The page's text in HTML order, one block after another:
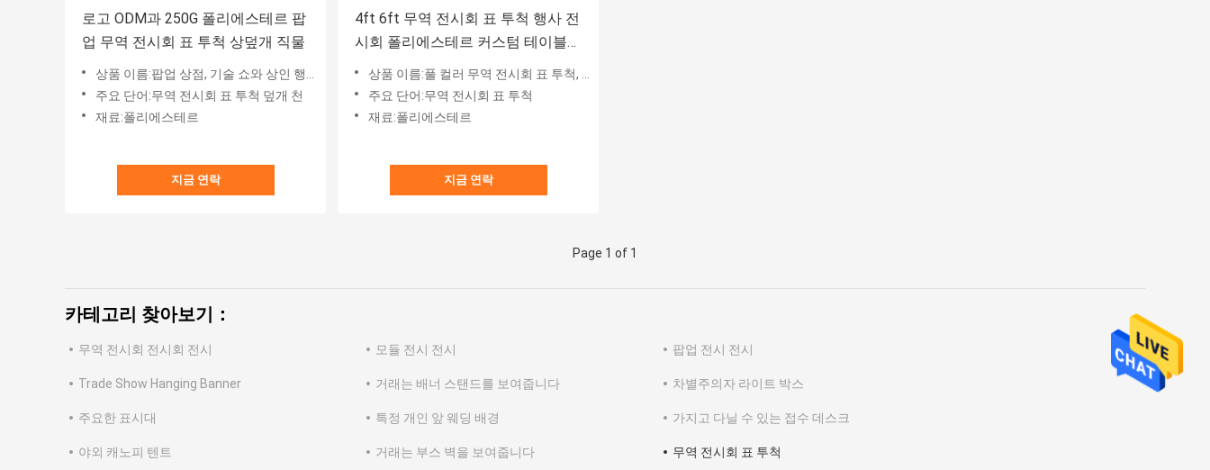
로고 ODM과 250G 폴리에스테르 팝
업 무역 전시회 표 투척 상덮개 직물
상품 이름:팝업 상점, 기술 쇼와 상인 행사, 무역 전시회를 위한 표 배너 위의 비즈니스 로고와 커스텀 테이블 덮개 천
주요 단어:무역 전시회 표 투척 덮개 천
재료:폴리에스테르
지금 연락
4ft 6ft 무역 전시회 표 투척 행사 전
시회 폴리에스테르 커스텀 테이블
천 날염
상품 이름:풀 컬러 무역 전시회 표 투척, 행사를 위한 식탁보, 수공예 박람회, 전시회를 위한 커스텀 테이블 직물
주요 단어:무역 전시회 표 투척
재료:폴리에스테르
지금 연락
Page 1 of 1
카테고리 찾아보기：
무역 전시회 전시회 전시 모듈 전시 전시 팝업 전시 전시
Trade Show Hanging Banner 거래는 배너 스탠드를 보여줍니다 차별주의자 라이트 박스
주요한 표시대 특정 개인 앞 웨딩 배경 가지고 다닐 수 있는 접수 데스크
야외 캐노피 텐트 거래는 부스 벽을 보여줍니다 무역 전시회 표 투척